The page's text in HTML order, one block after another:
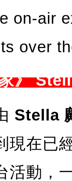
on-air
over
》
Stella
現在已
活動，